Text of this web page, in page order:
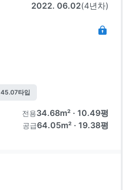
2022. 06.02(4년차)
45.07타입
전용34.68m² · 10.49평
공급64.05m² · 19.38평